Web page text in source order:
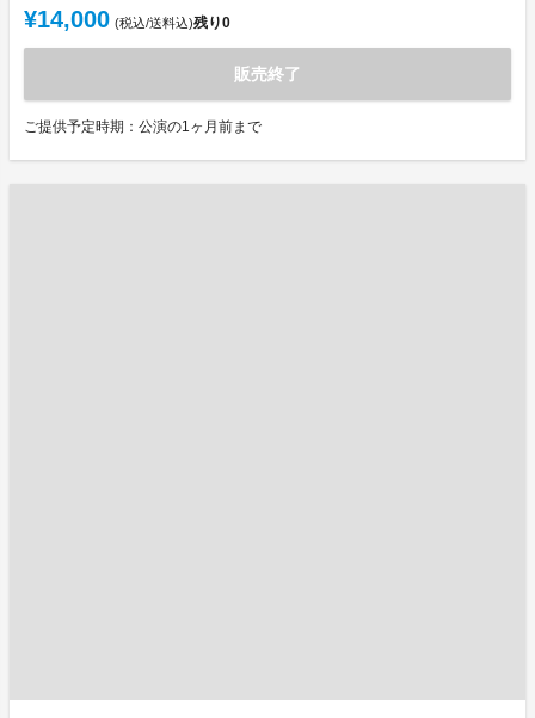
¥14,000 (税込/送料込)残り0
販売終了
ご提供予定時期：公演の1ヶ月前まで